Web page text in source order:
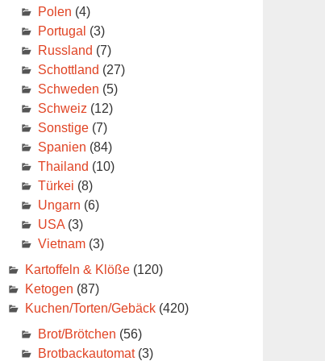
Polen (4)
Portugal (3)
Russland (7)
Schottland (27)
Schweden (5)
Schweiz (12)
Sonstige(7)
Spanien (84)
Thailand (10)
Türkei (8)
Ungarn (6)
USA(3)
Vietnam(3)
Kartoffeln & Klöße(120)
Ketogen (87)
Kuchen/Torten/Gebäck(420)
Brot/Brötchen (56)
Brotbackautomat(3)